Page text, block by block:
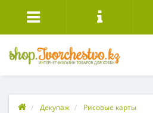
Декупаж Рисовые карты